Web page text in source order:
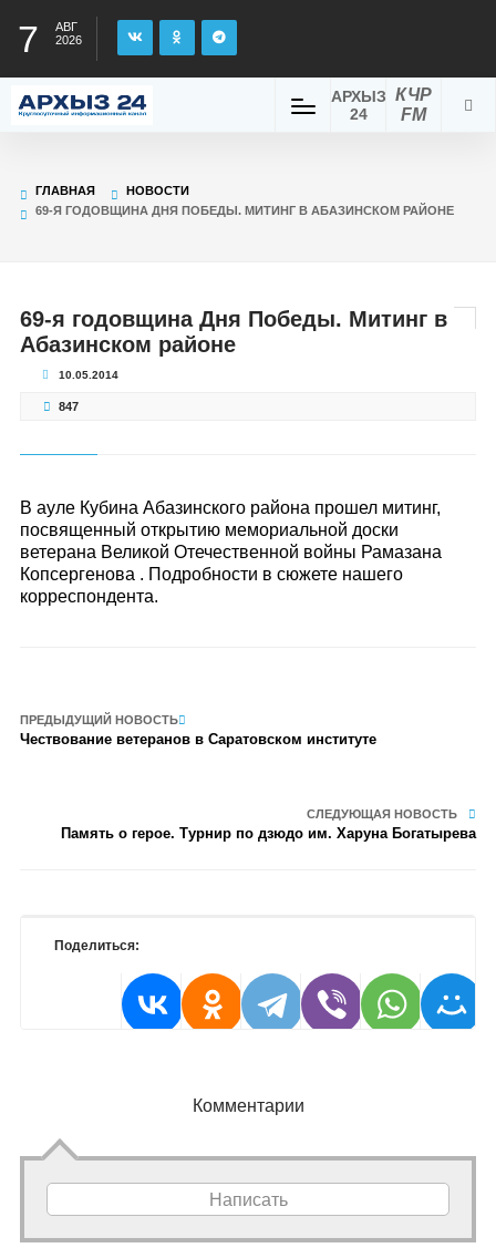
7
АВГ
2026
КЧР
FM
АРХЫЗ
24
ГЛАВНАЯ
НОВОСТИ
69-Я ГОДОВЩИНА ДНЯ ПОБЕДЫ. МИТИНГ В АБАЗИНСКОМ РАЙОНЕ
69-я годовщина Дня Победы. Митинг в
Абазинском районе
10.05.2014
847
В ауле Кубина Абазинского района прошел митинг,
посвященный открытию мемориальной доски
ветерана Великой Отечественной войны Рамазана
Копсергенова . Подробности в сюжете нашего
корреспондента.
ПРЕДЫДУЩИЙ НОВОСТЬ
Чествование ветеранов в Саратовском институте
СЛЕДУЮЩАЯ НОВОСТЬ
Память о герое. Турнир по дзюдо им. Харуна Богатырева
Поделиться:
Комментарии
Написать